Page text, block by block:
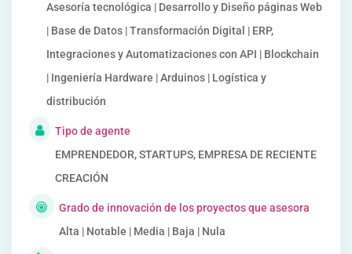
Asesoría tecnológica | Desarrollo y Diseño páginas Web
| Base de Datos | Transformación Digital | ERP,
Integraciones y Automatizaciones con API | Blockchain
| Ingeniería Hardware | Arduinos | Logística y
distribución
Tipo de agente
EMPRENDEDOR, STARTUPS, EMPRESA DE RECIENTE
CREACIÓN
Grado de innovación de los proyectos que asesora
Alta | Notable | Media | Baja | Nula